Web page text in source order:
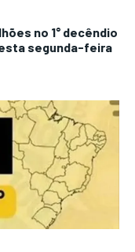
no 1° decêndio
segunda-feira